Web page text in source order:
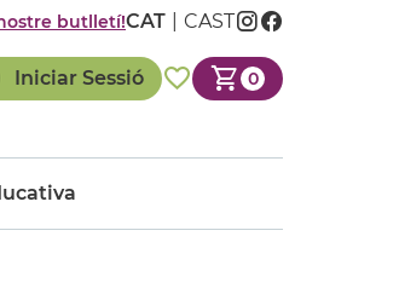
Iniciar Sessió 0
butlletí!CAT CAST